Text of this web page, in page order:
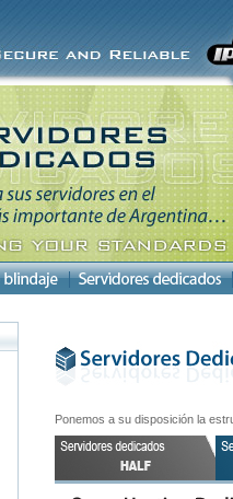
Ponemos a su disposición la